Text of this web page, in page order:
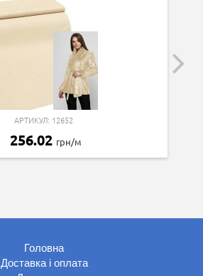
АРТИКУЛ: 12652
256.02 грн/м
Головна
Доставка і оплата